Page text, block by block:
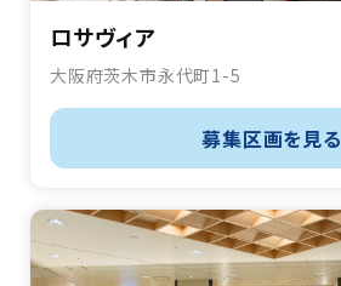
ロサヴィア
大阪府茨木市永代町1-5
募集区画を見る